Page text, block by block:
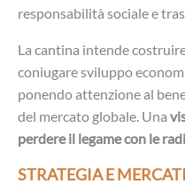
responsabilità sociale e
La cantina intende
coniugare sviluppo
ponendo attenzione al
del mercato globale. Una
perdere il legame con le
STRATEGIA E MERCATI